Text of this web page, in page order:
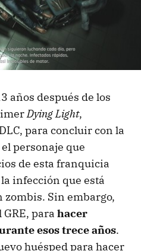
años después de los
Dying Light,
para concluir con la
personaje que
de esta franquicia
infección que está
Sin embargo,
para hacer
esos trece años.
huésped para hacer